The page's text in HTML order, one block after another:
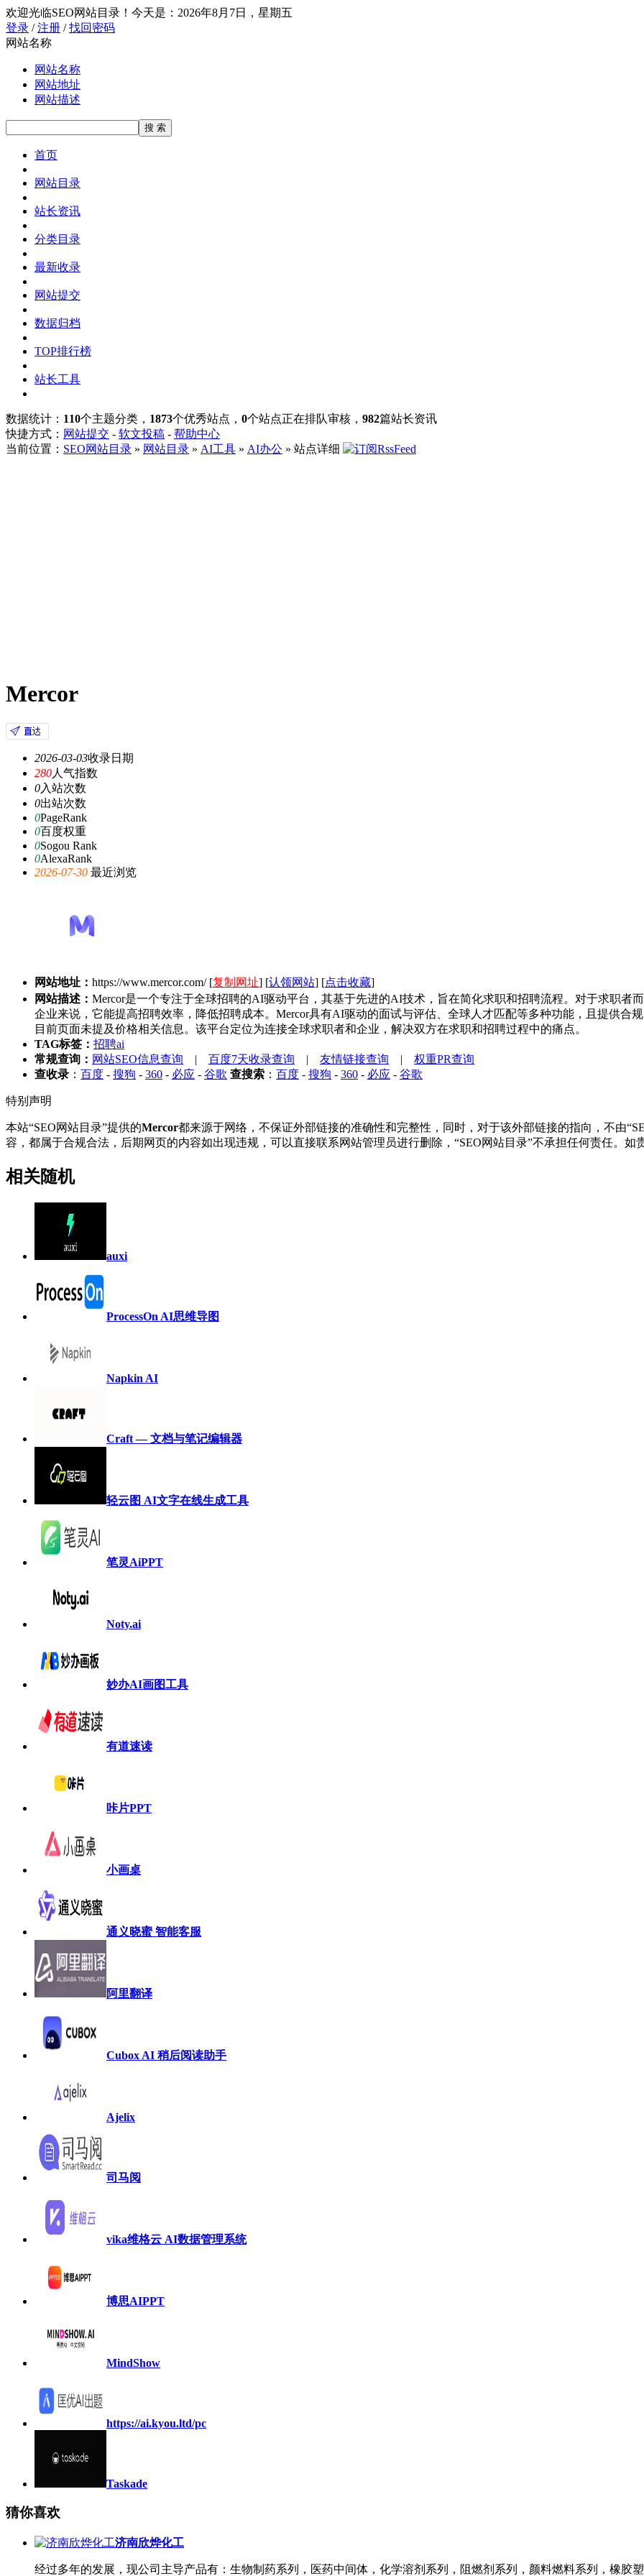
欢迎光临SEO网站目录！ 今天是：2026年8月7日，星期五
登录 /注册 /找回密码
网站名称
网站名称
网站地址
网站描述
首页
网站目录
站长资讯
分类目录
最新收录
网站提交
数据归档
TOP排行榜
站长工具
数据统计： 110个主题分类， 1873个优秀站点， 0个站点正在排队审核， 982篇站长资讯
快捷方式： 网站提交 - 软文投稿 - 帮助中心
当前位置： SEO网站目录 » 网站目录 » AI工具 » AI办公 » 站点详细
Mercor
2026-03-03收录日期
280人气指数
0入站次数
0出站次数
0PageRank
0百度权重
0Sogou Rank
0AlexaRank
2026-07-30 最近浏览
网站地址： https://www.mercor.com/ [复制网址] [认领网站] [点击收藏]
网站描述： Mercor是一个专注于全球招聘的AI驱动平台，其基于先进的AI技术，旨在简化求职和招聘流程。对于求职者
企业来说，它能提高招聘效率，降低招聘成本。Mercor具有AI驱动的面试与评估、全球人才匹配等多种功能，且提供合
目前页面未提及价格相关信息。该平台定位为连接全球求职者和企业，解决双方在求职和招聘过程中的痛点。
TAG标签： 招聘ai
常规查询： 网站SEO信息查询 | 百度7天收录查询 | 友情链接查询 | 权重PR查询
查收录 ： 百度 - 搜狗 - 360 - 必应 - 谷歌 查搜索 ： 百度 - 搜狗 - 360 - 必应 - 谷歌
特别声明
本站“SEO网站目录”提供的Mercor都来源于网络，不保证外部链接的准确性和完整性，同时，对于该外部链接的指向，不由
容，都属于合规合法，后期网页的内容如出现违规，可以直接联系网站管理员进行删除，“SEO网站目录”不承担任何责任。
相关随机
auxi
ProcessOn AI思维导图
Napkin AI
Craft — 文档与笔记编辑器
轻云图 AI文字在线生成工具
笔灵AiPPT
Noty.ai
妙办AI画图工具
有道速读
咔片PPT
小画桌
通义晓蜜 智能客服
阿里翻译
Cubox AI 稍后阅读助手
Ajelix
司马阅
vika维格云 AI数据管理系统
博思AIPPT
MindShow
https://ai.kyou.ltd/pc
Taskade
猜你喜欢
济南欣烨化工
经过多年的发展，现公司主导产品有：生物制药系列，医药中间体，化学溶剂系列，阻燃剂系列，颜料燃料系列，橡胶